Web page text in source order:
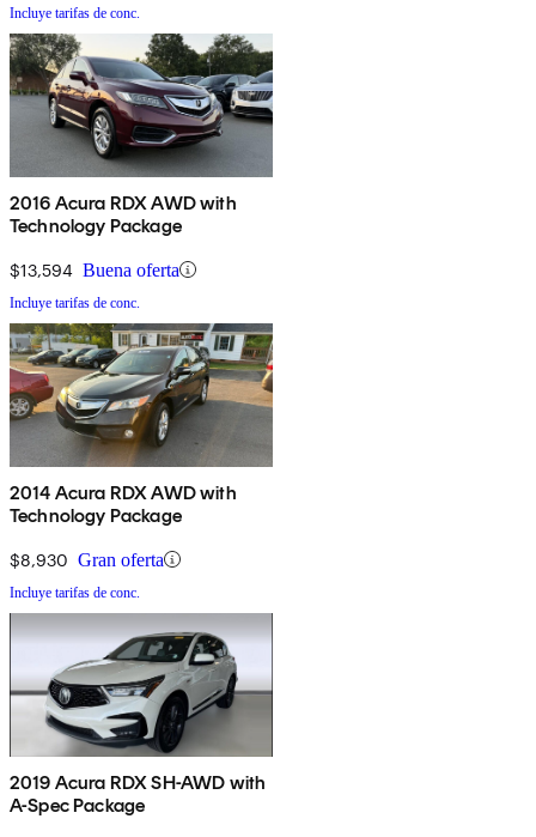
Incluye tarifas de conc.
2016 Acura RDX AWD with
Technology Package
$13,594 Buena oferta
Incluye tarifas de conc.
2014 Acura RDX AWD with
Technology Package
$8,930 Gran oferta
Incluye tarifas de conc.
2019 Acura RDX SH-AWD with
A-Spec Package